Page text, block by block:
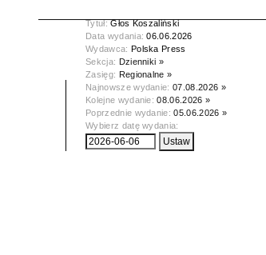
Tytuł:Głos Koszaliński
Data wydania:06.06.2026
Wydawca: Polska Press
Sekcja: Dzienniki »
Zasięg: Regionalne »
Najnowsze wydanie:07.08.2026 »
Kolejne wydanie:08.06.2026 »
Poprzednie wydanie:05.06.2026 »
Wybierz datę wydania: